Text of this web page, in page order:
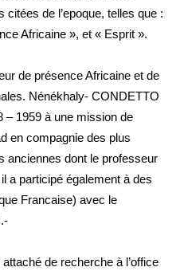
de l’epoque, telles que :
Africaine », et « Esprit ».
de présence Africaine et de
Nénékhaly- CONDETTO
– 1959 à une mission de
en compagnie des plus
anciennes dont le professeur
a participé également à des
Francaise) avec le
de recherche à l’office